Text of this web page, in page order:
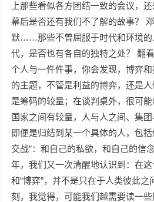
上那些看似各方团结一致的会议，
幕后是否还有我们不了解的故事？
默……那些不曾屈服于时代和环境的
代，是否也有各自的独特之处？ 翻
个人与一件件事，你会发现，博弈
的主题，不管是利益的博弈，还是人
是筹码的较量；在谈判桌外，很可
国家之间有较量，人与人之间、集团
即便是归结到某一个具体的人，包
交战”：和自己的私欲，和自己的信
年，我们又一次清醒地认识到：在这
和“博弈”，并不是只在于人类彼此
刻，我觉得，可能我们越需要读一些